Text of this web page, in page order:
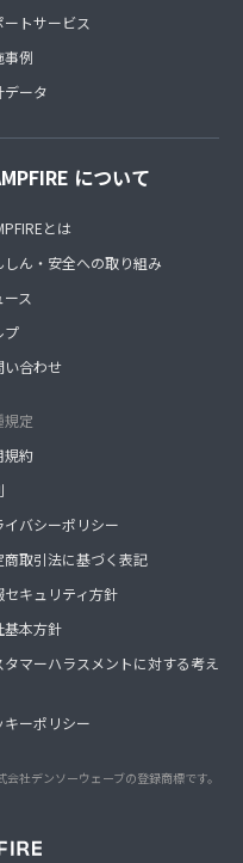
ートサービス
事例
データ
について
とは
しん・安全への取り組み
ース
プ
い合わせ
規定
規約
イバシーポリシー
商取引法に基づく表記
セキュリティ方針
基本方針
タマーハラスメントに対する考え
キーポリシー
会社デンソーウェーブの登録商標です。